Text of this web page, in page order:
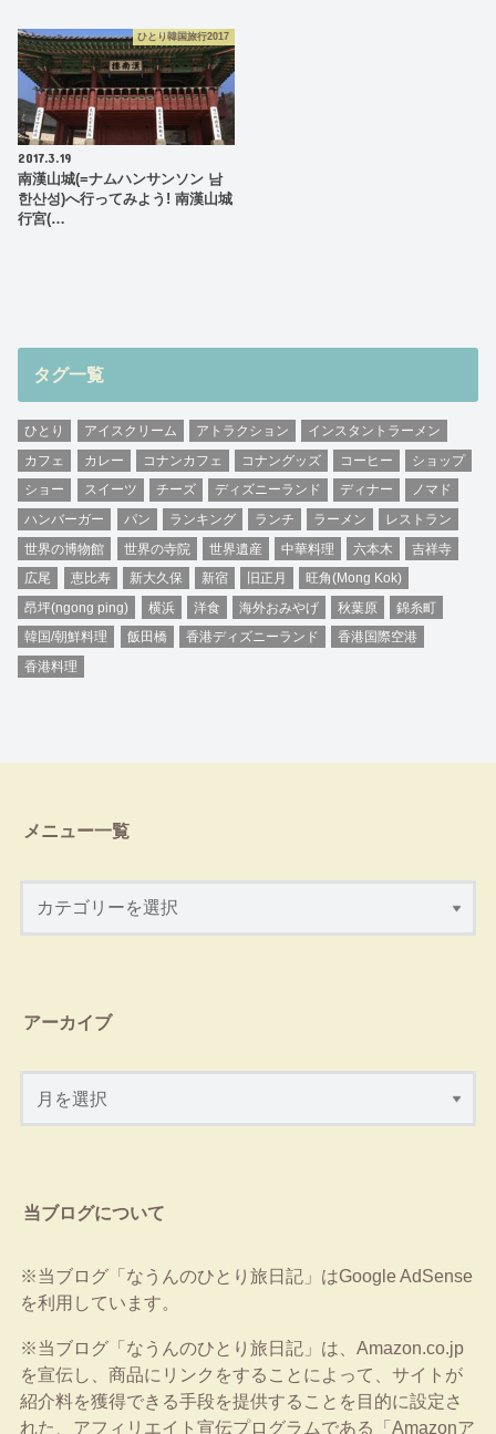
ひとり韓国旅行2017
2017.3.19
南漢山城(=ナムハンサンソン 남
한산성)へ行ってみよう! 南漢山城
行宮(…
タグ一覧
ひとり アイスクリーム アトラクション
インスタントラーメン
カフェ
カレー コナンカフェ コナングッズ コーヒー
ショップ
ショー
スイーツ チーズ ディズニーランド ディナー
ノマド
ハンバーガー
パン ランキング ランチ ラーメン
レストラン
世界の博物館
世界の寺院 世界遺産 中華料理 六本木
吉祥寺
広尾
恵比寿 新大久保 新宿 旧正月
旺角(Mong Kok)
昂坪(ngong ping)
横浜 洋食 海外おみやげ 秋葉原
錦糸町
韓国/朝鮮料理
飯田橋 香港ディズニーランド
香港国際空港
香港料理
メニュー一覧
アーカイブ
当ブログについて
※当ブログ「なうんのひとり旅日記」はGoogle AdSense
を利用しています。
※当ブログ「なうんのひとり旅日記」は、Amazon.co.jp
を宣伝し、商品にリンクをすることによって、サイトが
紹介料を獲得できる手段を提供することを目的に設定さ
れた、アフィリエイト宣伝プログラムである「Amazonア